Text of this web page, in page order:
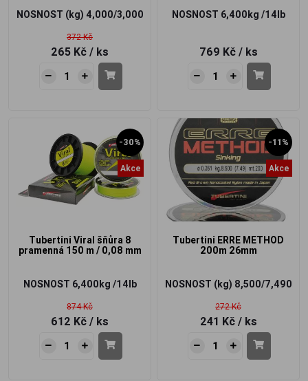
NOSNOST (kg) 4,000/3,000
372 Kč
265 Kč / ks
NOSNOST 6,400kg /14lb
769 Kč / ks
-30%
Akce
Tubertini Viral šňůra 8
pramenná 150 m / 0,08 mm
NOSNOST 6,400kg /14lb
874 Kč
612 Kč / ks
-11%
Akce
Tubertini ERRE METHOD
200m 26mm
NOSNOST (kg) 8,500/7,490
272 Kč
241 Kč / ks